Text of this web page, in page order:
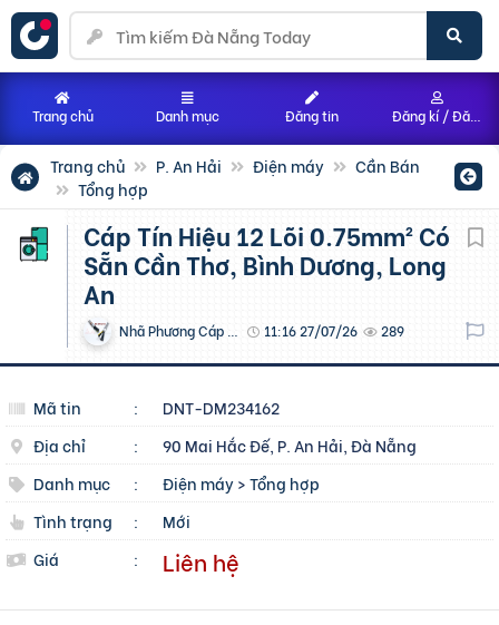
Trang chủ P. An Hải Điện máy
Cần Bán
Tổng hợp
Cáp Tín Hiệu 12 Lõi 0.75mm² Có
Sẵn Cần Thơ, Bình Dương, Long
An
11:16 27/07/26 289
Mã tin :
DNT-DM234162
Địa chỉ
:
90 Mai Hắc Đế, P. An Hải, Đà Nẵng
Danh mục
: Điện máy>Tổng hợp
Tình trạng
:
Mới
Giá
: Liên hệ
Trang chủ Danh mục Đăng tin